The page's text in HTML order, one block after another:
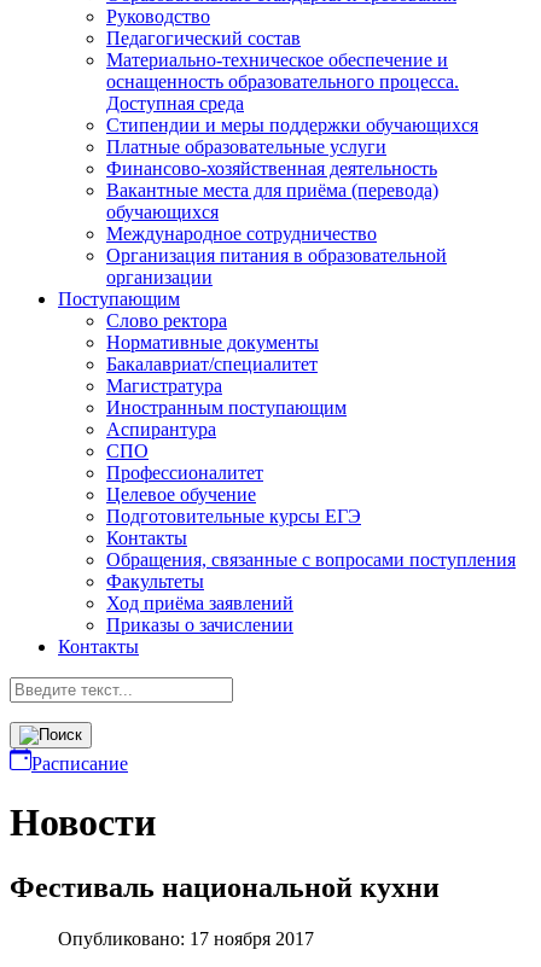
Руководство
Педагогический состав
Материально-техническое обеспечение и
оснащенность образовательного процесса.
Доступная среда
Стипендии и меры поддержки обучающихся
Платные образовательные услуги
Финансово-хозяйственная деятельность
Вакантные места для приёма (перевода)
обучающихся
Международное сотрудничество
Организация питания в образовательной
организации
Поступающим
Слово ректора
Нормативные документы
Бакалавриат/специалитет
Магистратура
Иностранным поступающим
Аспирантура
СПО
Профессионалитет
Целевое обучение
Подготовительные курсы ЕГЭ
Контакты
Обращения, связанные с вопросами поступления
Факультеты
Ход приёма заявлений
Приказы о зачислении
Контакты
Расписание
Новости
Фестиваль национальной кухни
Опубликовано: 17 ноября 2017